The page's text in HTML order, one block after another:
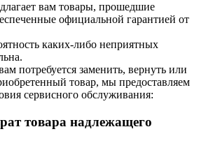
вам товары, прошедшие
официальной гарантией от
каких-либо неприятных
потребуется заменить, вернуть или
товар, мы предоставляем
сервисного обслуживания:
товара надлежащего